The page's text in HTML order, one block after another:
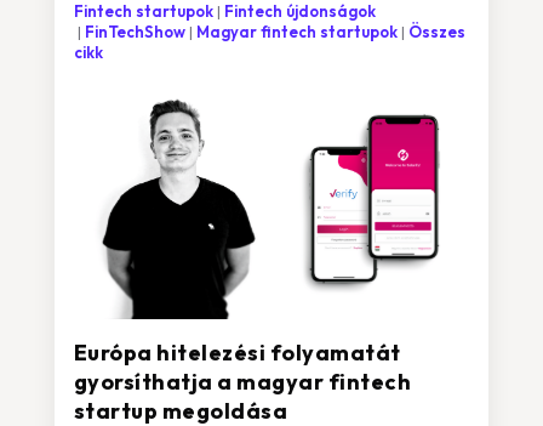
Európa hitelezési folyamatát
gyorsíthatja a magyar fintech
startup megoldása
Fintech startupok
Fintech újdonságok
FinTechShow
Magyar fintech startupok
Összes
cikk